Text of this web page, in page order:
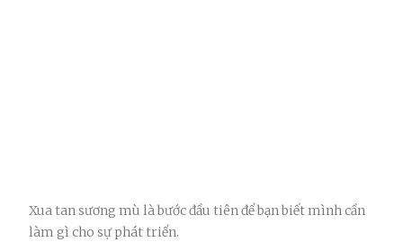
Xua tan sương mù là bước đầu tiên để bạn biết mình cần
làm gì cho sự phát triển.